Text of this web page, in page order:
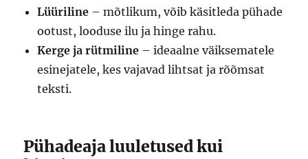
Lüüriline – mõtlikum, võib käsitleda pühade
ootust, looduse ilu ja hinge rahu.
Kerge ja rütmiline – ideaalne väiksematele
esinejatele, kes vajavad lihtsat ja rõõmsat
teksti.
Pühadeaja luuletused kui